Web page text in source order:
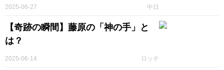
中日
2025-06-27
【奇跡の瞬間】藤原の「神の手」と
は？
ロッテ
2025-06-14